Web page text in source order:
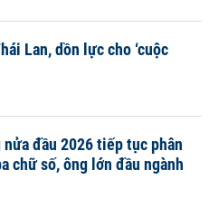
Lan, dồn lực cho ‘cuộc
đầu 2026 tiếp tục phân
chữ số, ông lớn đầu ngành